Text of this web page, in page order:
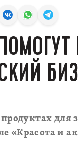
для
«Красота и